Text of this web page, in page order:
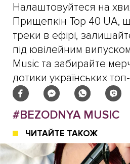
Налаштовуйтеся на
Прищепкін Top 40 UA,
треки в ефірі,
під ювілейним
Music та забирайте
дотики українських топ-
#BEZODNYA MUSIC
ЧИТАЙТЕ ТАКОЖ